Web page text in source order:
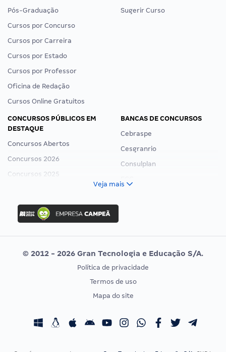
Pós-Graduação
Cursos por Concurso
Cursos por Carreira
Cursos por Estado
Cursos por Professor
Oficina de Redação
Cursos Online Gratuitos
Sugerir Curso
CONCURSOS PÚBLICOS EM
DESTAQUE
Concursos Abertos
Concursos 2026
Concursos 2025
Concurso Ibama
Concurso MPU
Editais publicados
BANCAS DE CONCURSOS
Cebraspe
Cesgranrio
Consulplan
Vunesp
CONCURSOS POR PROFISSÃO
Concursos Fiscais
EXAME DE ORDEM
Calendário OAB
Veja mais
© 2012 - 2026 Gran Tecnologia e Educação S/A.
Política de privacidade
Termos de uso
Mapa do site